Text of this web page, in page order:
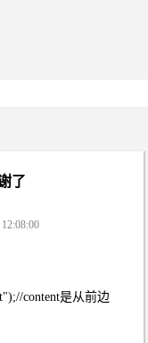
了
content是从前边